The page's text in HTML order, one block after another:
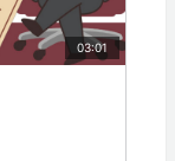
03:01